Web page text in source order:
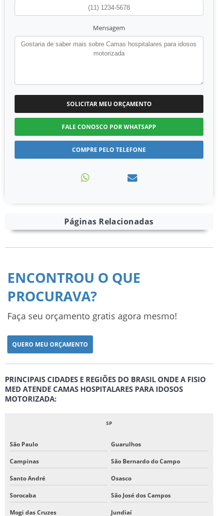
Mensagem
SOLICITAR MEU ORÇAMENTO
FALE CONOSCO POR WHATSAPP
COMPRE PELO TELEFONE
Páginas Relacionadas
ENCONTROU O QUE
PROCURAVA?
Faça seu orçamento gratis agora mesmo!
QUERO MEU ORÇAMENTO
PRINCIPAIS CIDADES E REGIÕES DO BRASIL ONDE A FISIO
MED ATENDE CAMAS HOSPITALARES PARA IDOSOS
MOTORIZADA:
SP
São Paulo Guarulhos
Campinas São Bernardo do Campo
Santo André Osasco
Sorocaba São José dos Campos
Mogi das Cruzes Jundiaí